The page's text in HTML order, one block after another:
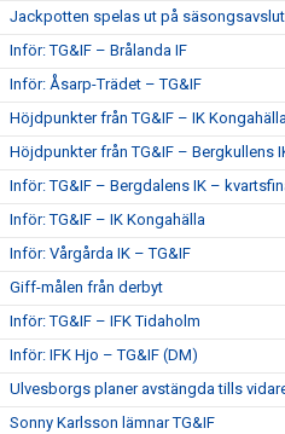
Jackpotten spelas ut på
Inför: TG&IF – Brålanda IF
Inför: Åsarp-Trädet – TG&IF
Höjdpunkter från TG&IF – IK
Höjdpunkter från TG&IF – Bergkullens
Inför: TG&IF – Bergdalens IK –
Inför: TG&IF – IK Kongahälla
Inför: Vårgårda IK – TG&IF
Giff-målen från derbyt
Inför: TG&IF – IFK Tidaholm
Inför: IFK Hjo – TG&IF (DM)
Ulvesborgs planer avstängda tills
Sonny Karlsson lämnar TG&IF